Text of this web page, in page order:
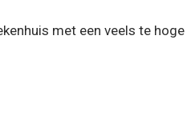
met een veels te hoge